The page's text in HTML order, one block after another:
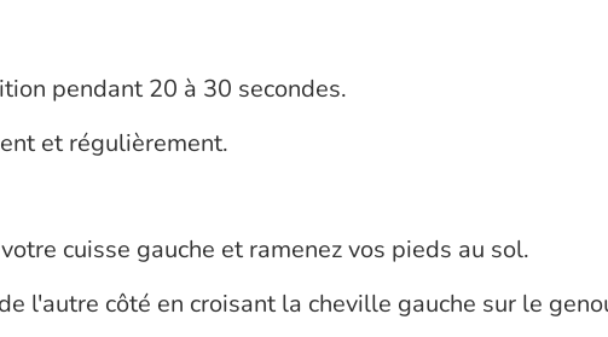
pendant 20 à 30 secondes.
et régulièrement.
cuisse gauche et ramenez vos pieds au sol.
l'autre côté en croisant la cheville gauche sur le